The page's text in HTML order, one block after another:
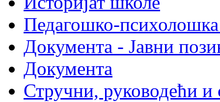
Педагошко-психолошка
Документа - Јавни
Документа
Стручни, руководећи и